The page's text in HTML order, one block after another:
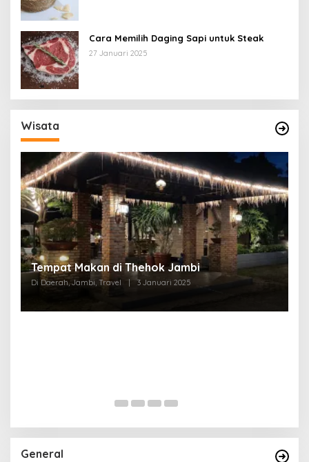
Cara Memilih Daging Sapi untuk Steak
27 Januari 2025
Wisata
Tempat Makan di Thehok Jambi
Di Daerah, Jambi, Travel | 3 Januari 2025
General